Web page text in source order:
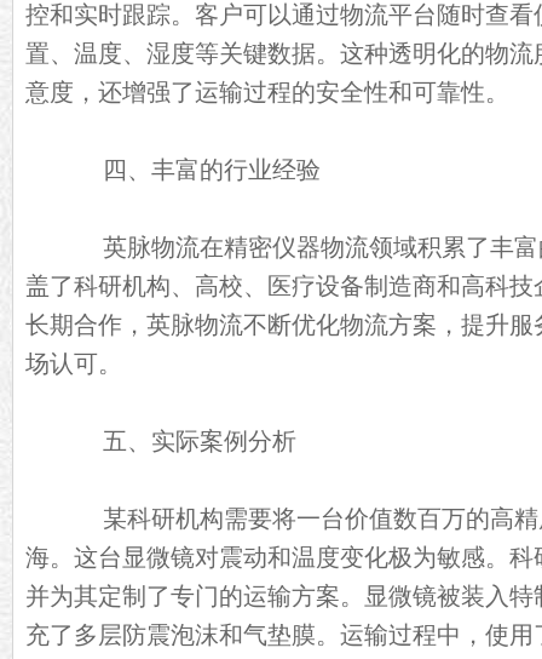
控和实时跟踪。客户可以通过物流平台随时查
置、温度、湿度等关键数据。这种透明化的物
意度，还增强了运输过程的安全性和可靠性。
四、丰富的行业经验
英脉物流在精密仪器物流领域积累了丰富
盖了科研机构、高校、医疗设备制造商和高科
长期合作，英脉物流不断优化物流方案，提升
场认可。
五、实际案例分析
某科研机构需要将一台价值数百万的高精
海。这台显微镜对震动和温度变化极为敏感。
并为其定制了专门的运输方案。显微镜被装入
充了多层防震泡沫和气垫膜。运输过程中，使